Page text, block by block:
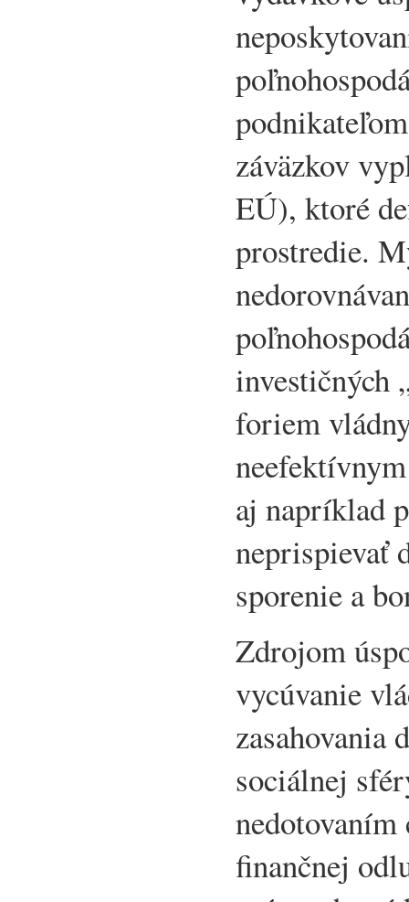
záväzkov
EÚ), ktoré
prostredie.
investičných
foriem
aj napríklad
neprispievať
sporenie a
Zdrojom
vycúvanie
zasahovania
sociálnej
finančnej